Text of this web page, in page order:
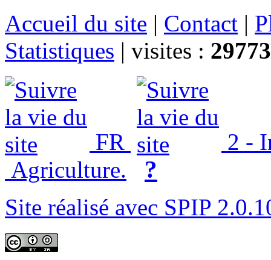
Accueil du site | Contact |
Statistiques | visites :
FR
2 -
Agriculture.
?
Site réalisé avec SPIP